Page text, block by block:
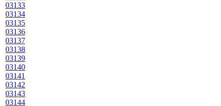
03133
03134
03135
03136
03137
03138
03139
03140
03141
03142
03143
03144